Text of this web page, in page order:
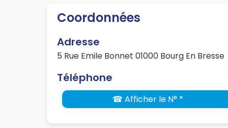
Coordonnées
Adresse
5 Rue Emile Bonnet 01000 Bourg En Bresse
Téléphone
☎ Afficher le N° *